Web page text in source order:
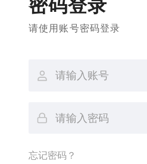
密码登录
请使用账号密码登录
忘记密码？